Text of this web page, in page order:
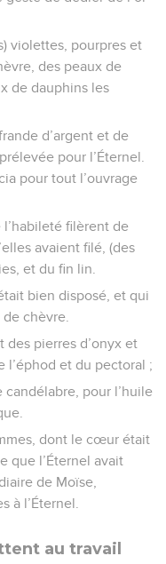
violettes, pourpres et
des peaux de
de dauphins les
d’argent et de
pour l’Éternel.
pour tout l’ouvrage
filèrent de
avaient filé, (des
et du fin lin.
bien disposé, et qui
chèvre.
des pierres d’onyx et
l’éphod et du pectoral ;
candélabre, pour l’huile
dont le cœur était
que l’Éternel avait
de Moïse,
à l’Éternel.
au travail